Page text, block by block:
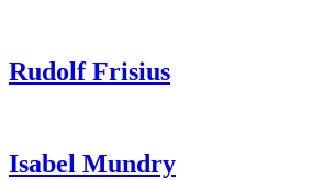
Rudolf Frisius
Isabel Mundry